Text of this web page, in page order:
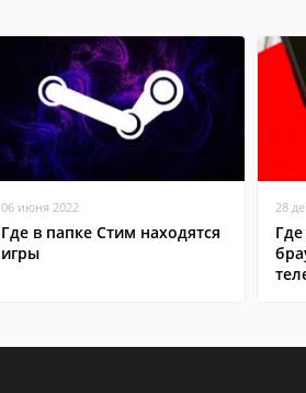
06 июня 2022
Где в папке Стим находятся
игры
28